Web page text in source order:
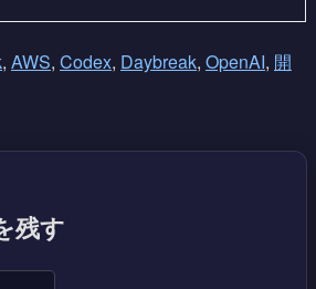
, AWS, Codex, Daybreak, OpenAI, 開
残す